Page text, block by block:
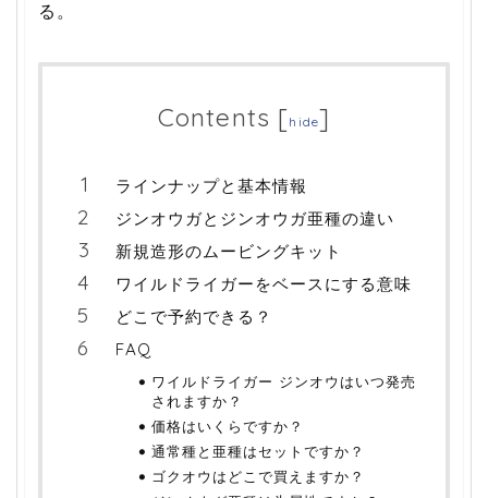
る。
Contents [hide]
ラインナップと基本情報
ジンオウガとジンオウガ亜種の違い
新規造形のムービングキット
ワイルドライガーをベースにする意味
どこで予約できる？
FAQ
ワイルドライガー ジンオウはいつ発売
されますか？
価格はいくらですか？
通常種と亜種はセットですか？
ゴクオウはどこで買えますか？